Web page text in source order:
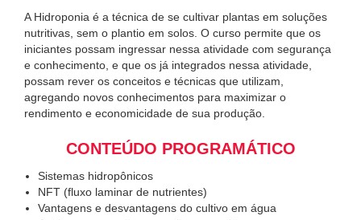
A Hidroponia é a técnica de se cultivar plantas em soluções
nutritivas, sem o plantio em solos. O curso permite que os
iniciantes possam ingressar nessa atividade com segurança
e conhecimento, e que os já integrados nessa atividade,
possam rever os conceitos e técnicas que utilizam,
agregando novos conhecimentos para maximizar o
rendimento e economicidade de sua produção.
CONTEÚDO PROGRAMÁTICO
Sistemas hidropônicos
NFT (fluxo laminar de nutrientes)
Vantagens e desvantagens do cultivo em água